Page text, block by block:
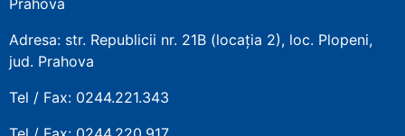
Adresa: str. Republicii nr. 21B (locația 2), loc. Plopeni,
jud. Prahova
Tel / Fax: 0244.221.343